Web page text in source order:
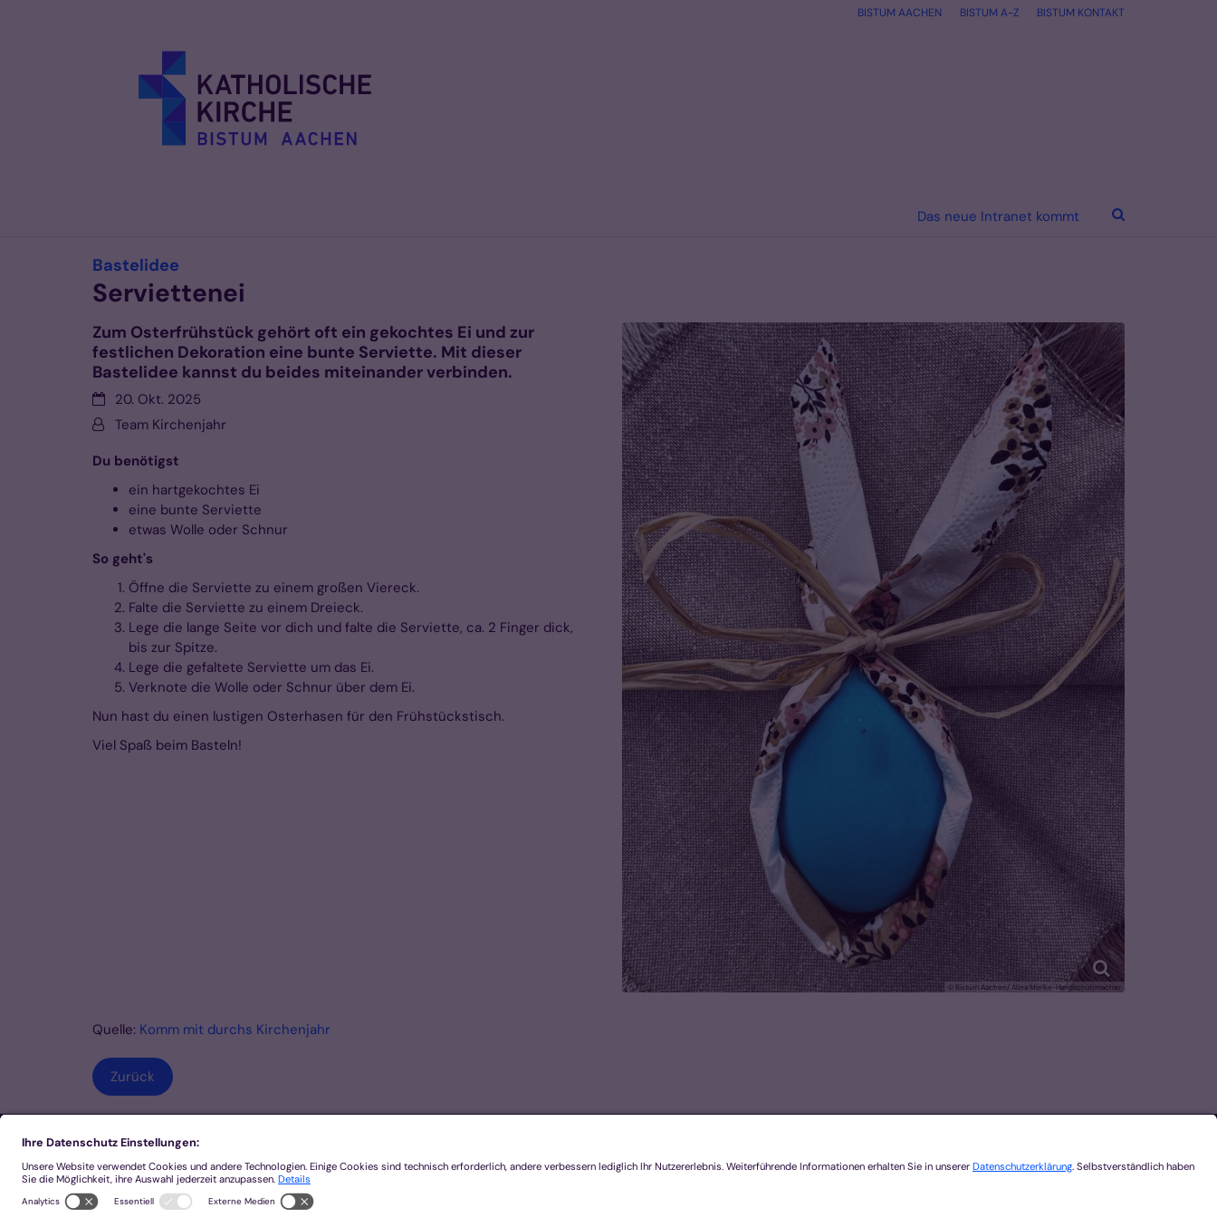
BISTUM AACHEN BISTUM A-Z BISTUM KONTAKT
Das neue Intranet kommt
Bastelidee
Serviettenei
© Bistum Aachen/ Alina Mielke-Handschuhmacher
Zum Osterfrühstück gehört oft ein gekochtes Ei und zur
festlichen Dekoration eine bunte Serviette. Mit dieser
Bastelidee kannst du beides miteinander verbinden.
Datum:20. Okt. 2025
Von:Team Kirchenjahr
Du benötigst
ein hartgekochtes Ei
eine bunte Serviette
etwas Wolle oder Schnur
So geht's
Öffne die Serviette zu einem großen Viereck.
Falte die Serviette zu einem Dreieck.
Lege die lange Seite vor dich und falte die Serviette, ca. 2 Finger dick,
bis zur Spitze.
Lege die gefaltete Serviette um das Ei.
Verknote die Wolle oder Schnur über dem Ei.
Nun hast du einen lustigen Osterhasen für den Frühstückstisch.
Viel Spaß beim Basteln!
Quelle: Komm mit durchs Kirchenjahr
Zurück
Footer Links 1
Link A
Link B